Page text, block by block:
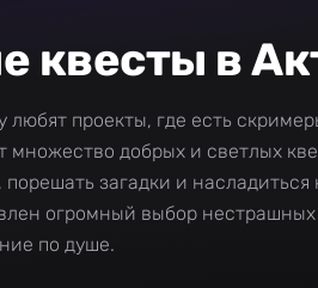
квесты в
любят проекты, где есть
множество добрых и светлых
загадки и
огромный выбор
по душе.